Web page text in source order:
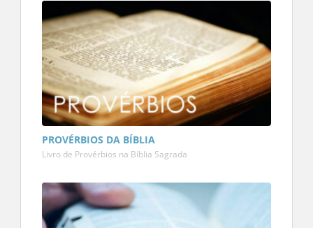
PROVÉRBIOS DA BÍBLIA
Livro de Provérbios na Bíblia Sagrada